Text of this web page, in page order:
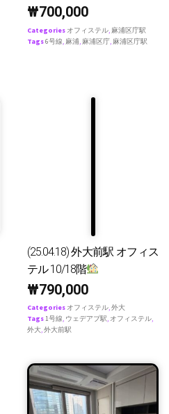
₩700,000
Categories オフィステル 麻浦区庁駅
Tags6号線 麻浦 麻浦区庁 麻浦区庁駅
(25.04.18) 外大前駅 オフィス
テル 10/18階
₩790,000
Categories オフィステル,外大
Tags1号線, ウェデアプ駅, オフィステル,
外大,外大前駅